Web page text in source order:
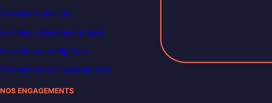
Formation DevOps
Formation Business Analyst
Formations en Big Data
Formations en Cybersécurité
NOS ENGAGEMENTS